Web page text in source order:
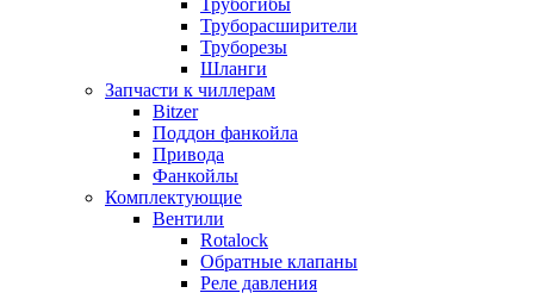
Трубогибы
Труборасширители
Труборезы
Шланги
Запчасти к чиллерам
Bitzer
Поддон фанкойла
Привода
Фанкойлы
Комплектующие
Вентили
Rotalock
Обратные клапаны
Реле давления